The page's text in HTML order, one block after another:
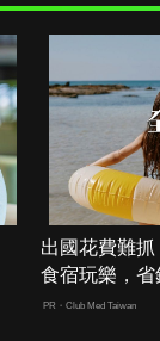
出國花費難
食宿玩樂，省
PR・Club Med Taiwan